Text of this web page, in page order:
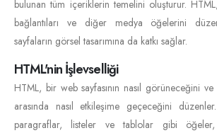
bulunan tüm içeriklerin temelini oluşturur.
bağlantıları ve diğer medya öğelerini
sayfaların görsel tasarımına da katkı sağlar.
HTML'nin İşlevselliği
HTML, bir web sayfasının nasıl görüneceğini ve
arasında nasıl etkileşime geçeceğini
paragraflar, listeler ve tablolar gibi öğeler,